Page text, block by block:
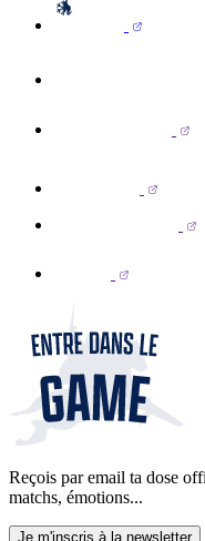
Reçois par email ta dose
matchs, émotions...
Je m'inscris à la newsletter